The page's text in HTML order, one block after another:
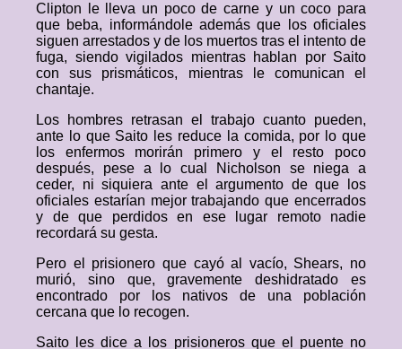
Clipton le lleva un poco de carne y un coco para
que beba, informándole además que los oficiales
siguen arrestados y de los muertos tras el intento de
fuga, siendo vigilados mientras hablan por Saito
con sus prismáticos, mientras le comunican el
chantaje.
Los hombres retrasan el trabajo cuanto pueden,
ante lo que Saito les reduce la comida, por lo que
los enfermos morirán primero y el resto poco
después, pese a lo cual Nicholson se niega a
ceder, ni siquiera ante el argumento de que los
oficiales estarían mejor trabajando que encerrados
y de que perdidos en ese lugar remoto nadie
recordará su gesta.
Pero el prisionero que cayó al vacío, Shears, no
murió, sino que, gravemente deshidratado es
encontrado por los nativos de una población
cercana que lo recogen.
Saito les dice a los prisioneros que el puente no